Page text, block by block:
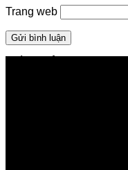
Trang web